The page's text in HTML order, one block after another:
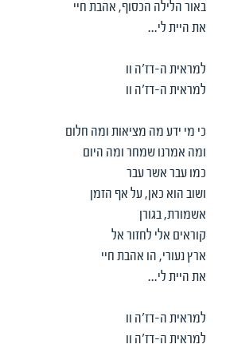
באור הלילה הכסוף, אהבת חיי
את היית לי...
למראית ה-דז'ה וו
למראית ה-דז'ה וו
כי מי ידע מה מציאות ומה חלום
ומה אמרנו שמחר ומה היום
כמו עבר אשר עבר
ושוב הוא כאן, על אף הזמן
אשמורת, בגורן
קוראים אלי לחזור אל
ארץ נעורי, הו אהבת חיי
את היית לי...
למראית ה-דז'ה וו
למראית ה-דז'ה וו